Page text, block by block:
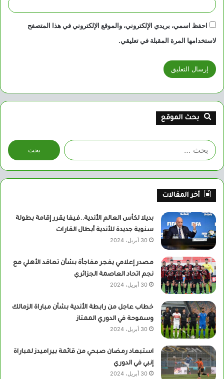
احفظ اسمي، بريدي الإلكتروني، والموقع الإلكتروني في هذا المتصفح
لاستخدامها المرة المقبلة في تعليقي.
بحث الموقع
البحث
عن:
أخر المقالات
بديلا لكأس العالم الأندية..فيفا يقرر إقامة بطولة
سنوية جديدة للأندية أبطال القارات
30 أبريل، 2024
مصدر إعلامي يفجر مفاجأة بشأن تعاقد الأهلي مع
نجم اتحاد العاصمة الجزائري
30 أبريل، 2024
خطاب عاجل من رابطة الأندية بشأن مباراة الزمالك
وسموحة في الدوري الممتاز
30 أبريل، 2024
استبعاد رمضان صبحي من قائمة بيراميدز لمباراة
إنبي في الدوري
30 أبريل، 2024